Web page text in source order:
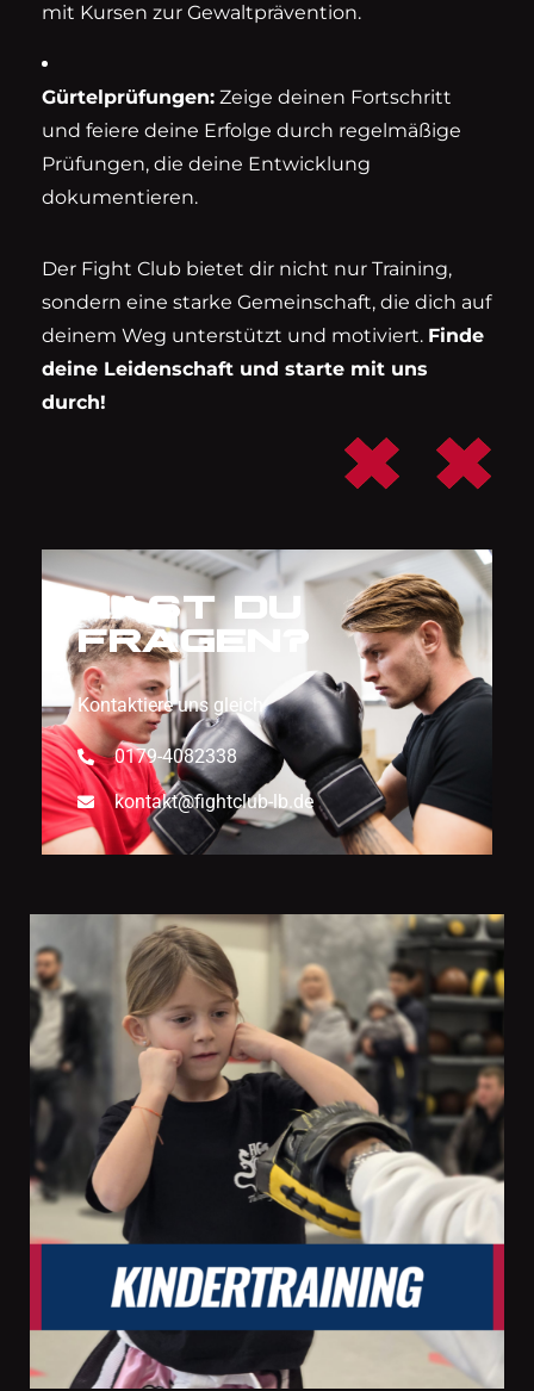
mit Kursen zur Gewaltprävention.
Gürtelprüfungen: Zeige deinen Fortschritt
und feiere deine Erfolge durch regelmäßige
Prüfungen, die deine Entwicklung
dokumentieren.
Der Fight Club bietet dir nicht nur Training,
sondern eine starke Gemeinschaft, die dich auf
deinem Weg unterstützt und motiviert. Finde
deine Leidenschaft und starte mit uns
durch!
HAST DU
FRAGEN?
Kontaktiere uns gleich
0179-4082338
kontakt@fightclub-lb.de